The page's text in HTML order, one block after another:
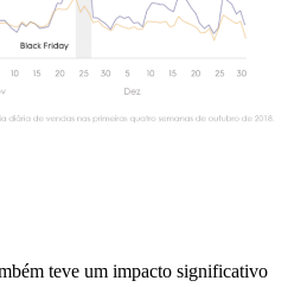
teve um impacto significativo